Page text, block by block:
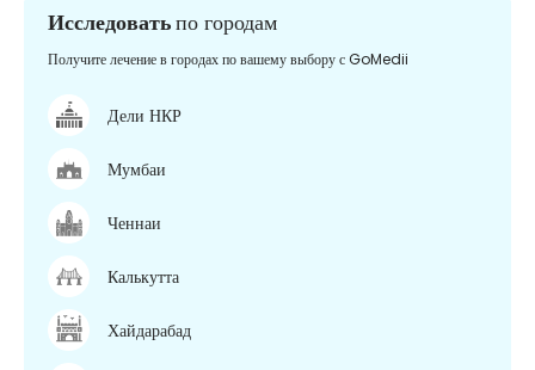
Исследоватьпо городам
Получите лечение в городах по вашему выбору с GoMedii
Дели НКР
Мумбаи
Ченнаи
Калькутта
Хайдарабад